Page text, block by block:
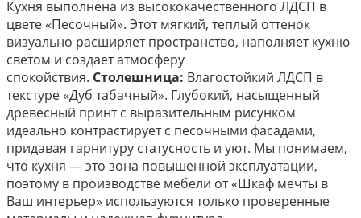
Кухня выполнена из высококачественного ЛДСП в
цвете «Песочный». Этот мягкий, теплый оттенок
визуально расширяет пространство, наполняет кухню
светом и создает атмосферу
спокойствия. Столешница: Влагостойкий ЛДСП в
текстуре «Дуб табачный». Глубокий, насыщенный
древесный принт с выразительным рисунком
идеально контрастирует с песочными фасадами,
придавая гарнитуру статусность и уют. Мы понимаем,
что кухня — это зона повышенной эксплуатации,
поэтому в производстве мебели от «Шкаф мечты в
Ваш интерьер» используются только проверенные